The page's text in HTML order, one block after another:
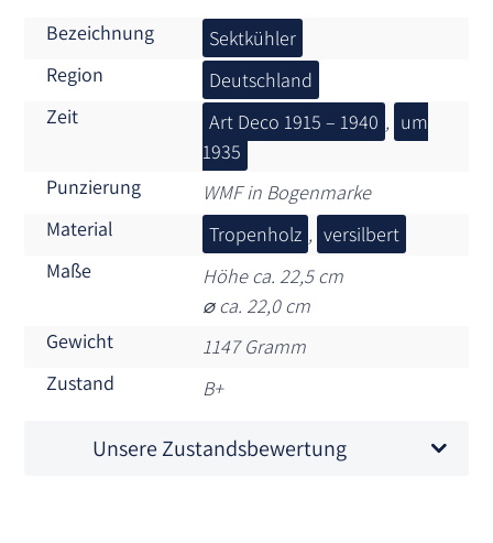
Bezeichnung
Sektkühler
Region
Deutschland
Zeit
Art Deco 1915 – 1940 , um
1935
Punzierung
WMF in Bogenmarke
Material
Tropenholz , versilbert
Maße
Höhe ca. 22,5 cm
⌀ ca. 22,0 cm
Gewicht
1147 Gramm
Zustand
B+
Unsere Zustandsbewertung